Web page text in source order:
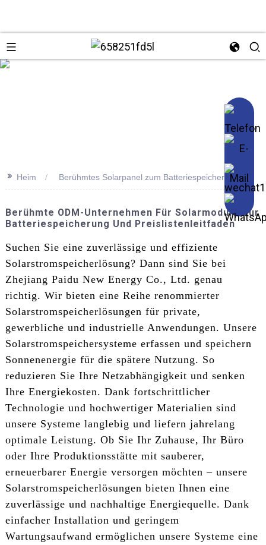
>> Heim Berühmtes Solarpanel zum Batteriespeicher
Berühmte ODM-Unternehmen Für Solarmodule Zur
Batteriespeicherung Und Preislistenleitfaden
Suchen Sie eine zuverlässige und effiziente
Solarstromspeicherlösung? Dann sind Sie bei
Zhejiang Paidu New Energy Co., Ltd. genau
richtig. Wir bieten eine Reihe renommierter
Solarstromspeicherlösungen für private,
gewerbliche und industrielle Anwendungen. Unsere
Solarstromspeichersysteme erfassen und speichern
Sonnenenergie für die spätere Nutzung. So
reduzieren Sie Ihre Netzabhängigkeit und senken
Ihre Energiekosten. Dank fortschrittlicher
Technologie und hochwertiger Materialien sind
unsere Systeme langlebig und liefern jahrelang
optimale Leistung. Ob Sie Ihr Zuhause, Ihr Büro
oder Ihre Produktionsstätte mit sauberer,
erneuerbarer Energie versorgen möchten – unsere
Solarstromspeicherlösungen bieten Ihnen eine
zuverlässige und nachhaltige Energiequelle. Dank
einfacher Installation und geringem
Wartungsaufwand ermöglichen unsere Systeme eine